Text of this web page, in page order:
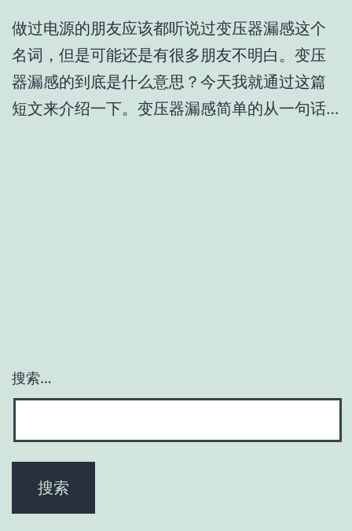
做过电源的朋友应该都听说过变压器漏感这个
名词，但是可能还是有很多朋友不明白。变压
器漏感的到底是什么意思？今天我就通过这篇
短文来介绍一下。变压器漏感简单的从一句话…
搜索…